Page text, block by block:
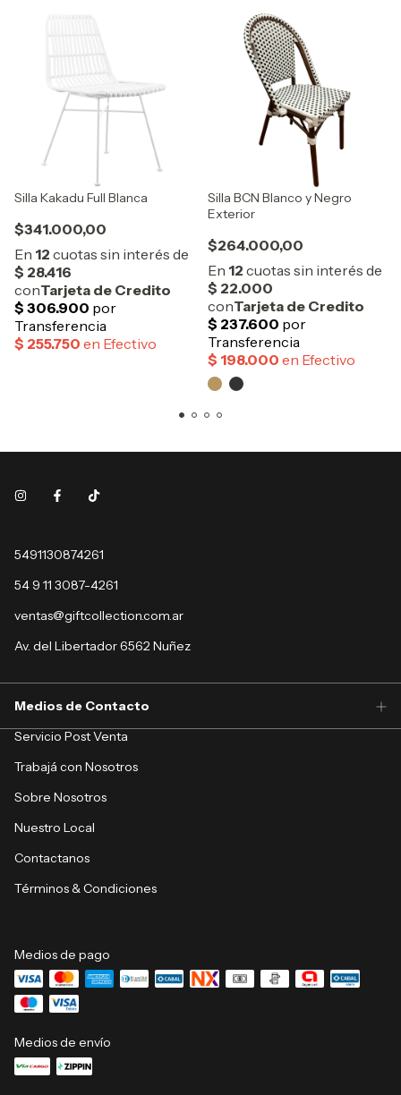
Silla Kakadu Full Blanca
$341.000,00
Silla BCN Blanco y Negro
Exterior
$264.000,00
5491130874261
54 9 11 3087-4261
ventas@giftcollection.com.ar
Av. del Libertador 6562 Nuñez
Medios de Contacto
Servicio Post Venta
Trabajá con Nosotros
Sobre Nosotros
Nuestro Local
Contactanos
Términos & Condiciones
Medios de pago
Medios de envío